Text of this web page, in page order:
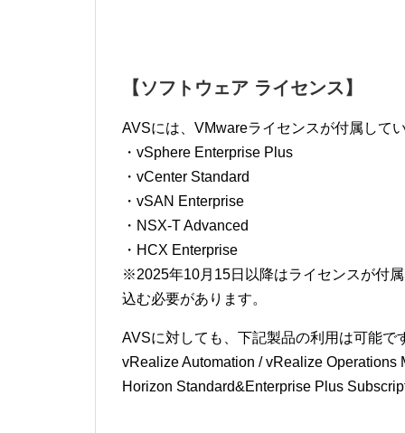
【ソフトウェア ライセンス】
AVSには、VMwareライセンスが付属して
・vSphere Enterprise Plus
・vCenter Standard
・vSAN Enterprise
・NSX-T Advanced
・HCX Enterprise
※2025年10月15日以降はライセンスが付
込む必要があります。
AVSに対しても、下記製品の利用は可能で
vRealize Automation / vRealize Operations
Horizon Standard&Enterprise Plus